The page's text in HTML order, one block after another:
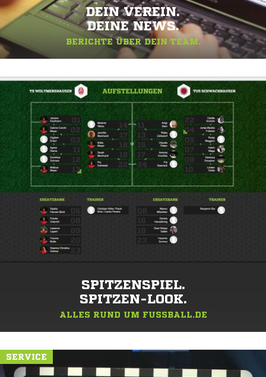
DEIN VEREIN.
DEINE NEWS.
BERICHTE ÜBER DEIN TEAM.
SPITZENSPIEL.
SPITZEN-LOOK.
ALLES RUND UM FUSSBALL.DE
SERVICE